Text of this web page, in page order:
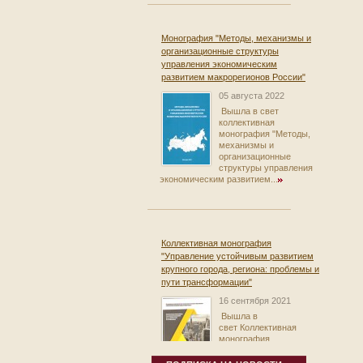
Монография "Методы, механизмы и
организационные структуры
управления экономическим
развитием макрорегионов России"
05 августа 2022
Вышла в свет
коллективная
монография "Методы,
механизмы и
организационные
структуры управления
экономическим развитием...
Коллективная монография
"Управление устойчивым развитием
крупного города, региона: проблемы и
пути трансформации"
16 сентября 2021
Вышла в
свет Коллективная
монография